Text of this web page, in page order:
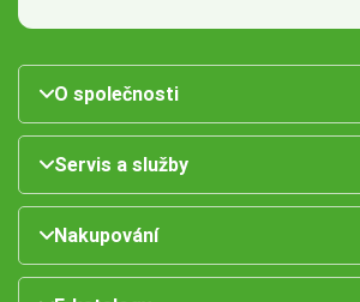
O společnosti
Servis a služby
Nakupování